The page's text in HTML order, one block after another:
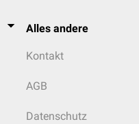
Alles andere
Kontakt
AGB
Datenschutz